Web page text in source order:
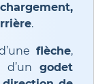
.
flèche,
godet